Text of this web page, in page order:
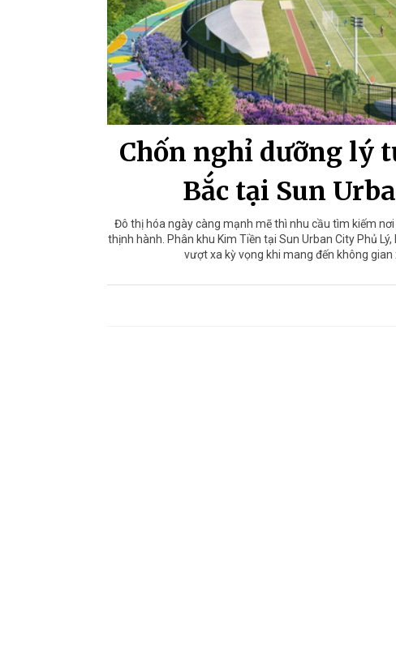
Chốn nghỉ dưỡng lý
Bắc tại Sun
Đô thị hóa ngày càng mạnh mẽ thì nhu cầu tìm kiếm
thịnh hành. Phân khu Kim Tiền tại Sun Urban City Phủ
vượt xa kỳ vọng khi mang đến không